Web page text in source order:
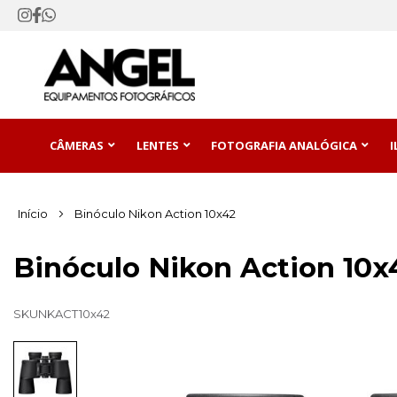
CÂMERAS LENTES FOTOGRAFIA ANALÓGICA
Início Binóculo Nikon Action 10x42
Binóculo Nikon Action
SKUNKACT10x42
Pular
para